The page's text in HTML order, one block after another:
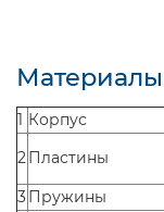
Материалы
1 Корпус
2Пластины
3Пружины